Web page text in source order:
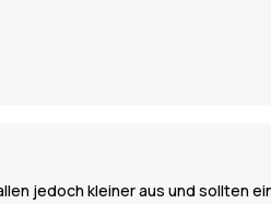
jedoch kleiner aus und sollten